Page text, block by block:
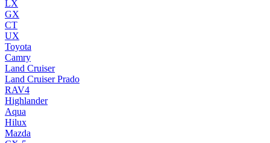
LX
GX
CT
UX
Toyota
Camry
Land Cruiser
Land Cruiser Prado
RAV4
Highlander
Aqua
Hilux
Mazda